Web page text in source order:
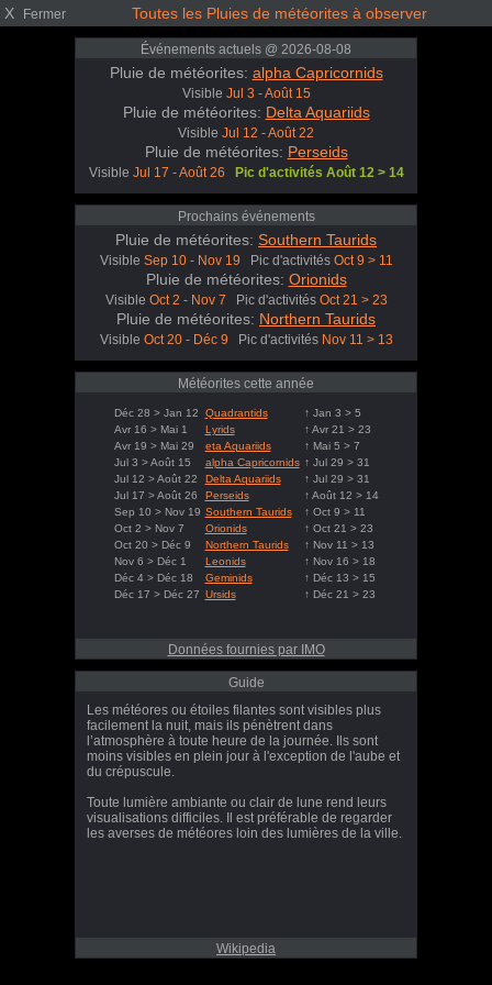
X Fermer Toutes les Pluies de météorites à observer
Événements actuels @ 2026-08-08
Pluie de météorites: alpha Capricornids
Visible Jul 3 - Août 15
Pluie de météorites: Delta Aquariids
Visible Jul 12 - Août 22
Pluie de météorites: Perseids
Visible Jul 17 - Août 26 Pic d'activités Août 12 > 14
Prochains événements
Pluie de météorites: Southern Taurids
Visible Sep 10 - Nov 19 Pic d'activités Oct 9 > 11
Pluie de météorites: Orionids
Visible Oct 2 - Nov 7 Pic d'activités Oct 21 > 23
Pluie de météorites: Northern Taurids
Visible Oct 20 - Déc 9 Pic d'activités Nov 11 > 13
Météorites cette année
Déc 28 > Jan 12 Quadrantids
↑ Jan 3 > 5
Avr 16 > Mai 1
Lyrids
↑ Avr 21 > 23
Avr 19 > Mai 29
eta Aquariids
↑ Mai 5 > 7
Jul 3 > Août 15
alpha Capricornids ↑ Jul 29 > 31
Jul 12 > Août 22
Delta Aquariids
↑ Jul 29 > 31
Jul 17 > Août 26
Perseids
↑ Août 12 > 14
Sep 10 > Nov 19 Southern Taurids
↑ Oct 9 > 11
Oct 2 > Nov 7
Orionids
↑ Oct 21 > 23
Oct 20 > Déc 9
Northern Taurids
↑ Nov 11 > 13
Nov 6 > Déc 1
Leonids
↑ Nov 16 > 18
Déc 4 > Déc 18
Geminids
↑ Déc 13 > 15
Déc 17 > Déc 27 Ursids ↑ Déc 21 > 23
Données fournies par IMO
Guide
Les météores ou étoiles filantes sont visibles plus
facilement la nuit, mais ils pénètrent dans
l’atmosphère à toute heure de la journée. Ils sont
moins visibles en plein jour à l'exception de l'aube et
du crépuscule.
Toute lumière ambiante ou clair de lune rend leurs
visualisations difficiles. Il est préférable de regarder
les averses de météores loin des lumières de la ville.
Wikipedia